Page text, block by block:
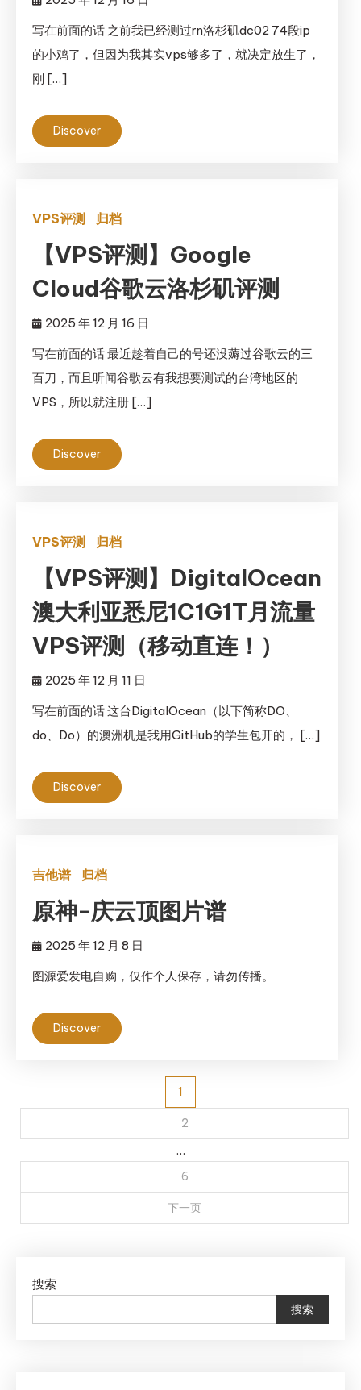
写在前面的话 之前我已经测过rn洛杉矶dc02 74段ip
的小鸡了，但因为我其实vps够多了，就决定放生了，
刚 […]
Discover
VPS评测 归档
【VPS评测】Google
Cloud谷歌云洛杉矶评测
2025 年 12 月 16 日
写在前面的话 最近趁着自己的号还没薅过谷歌云的三
百刀，而且听闻谷歌云有我想要测试的台湾地区的
VPS，所以就注册 […]
Discover
VPS评测 归档
【VPS评测】DigitalOcean
澳大利亚悉尼1C1G1T月流量
VPS评测（移动直连！）
2025 年 12 月 11 日
写在前面的话 这台DigitalOcean（以下简称DO、
do、Do）的澳洲机是我用GitHub的学生包开的， […]
Discover
吉他谱 归档
原神-庆云顶图片谱
2025 年 12 月 8 日
图源爱发电自购，仅作个人保存，请勿传播。
Discover
分
页
1
2
…
6
下一页
搜索
搜索